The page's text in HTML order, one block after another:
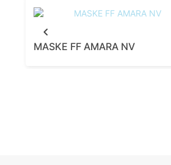
MASKE FF AMARA NV